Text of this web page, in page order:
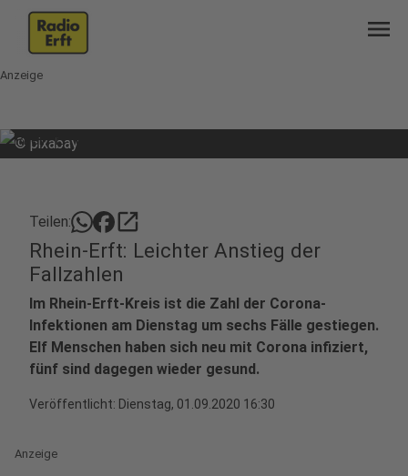
menu
Anzeige
© pixabay
Teilen: open_in_new
Rhein-Erft: Leichter Anstieg der
Fallzahlen
Im Rhein-Erft-Kreis ist die Zahl der Corona-
Infektionen am Dienstag um sechs Fälle gestiegen.
Elf Menschen haben sich neu mit Corona infiziert,
fünf sind dagegen wieder gesund.
Veröffentlicht: Dienstag, 01.09.2020 16:30
Anzeige